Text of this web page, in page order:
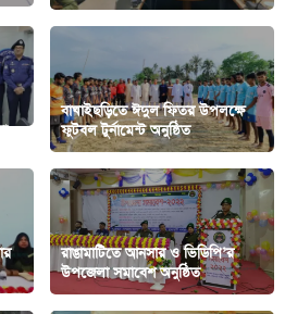
বাঘাইছড়িতে ঈদুল ফিতর উপলক্ষে
ফুটবল টুর্নামেন্ট অনুষ্ঠিত
রাঙামাটিতে আনসার ও ভিডিপি’র
উপজেলা সমাবেশ অনুষ্ঠিত